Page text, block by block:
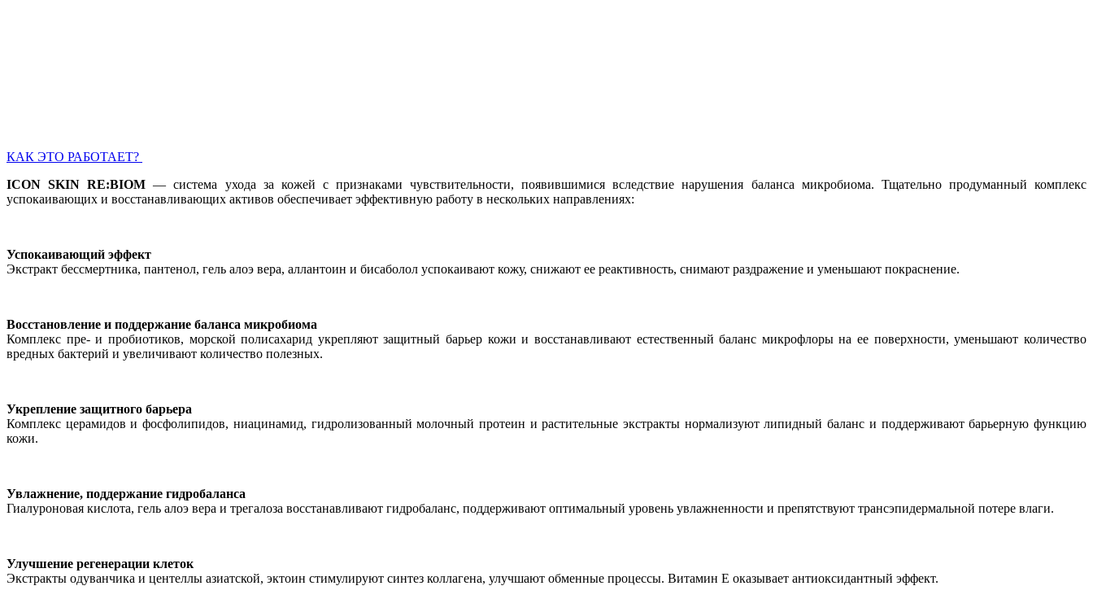
КАК ЭТО РАБОТАЕТ?
ICON SKIN RE:BIOM — система ухода за кожей с признаками чувствительности, появившимися вследствие нарушения баланса микробиома. Тщательно продуманный комплекс
успокаивающих и восстанавливающих активов обеспечивает эффективную работу в нескольких направлениях:
Успокаивающий эффект
Экстракт бессмертника, пантенол, гель алоэ вера, аллантоин и бисаболол успокаивают кожу, снижают ее реактивность, снимают раздражение и уменьшают покраснение.
Восстановление и поддержание баланса микробиома
Комплекс пре- и пробиотиков, морской полисахарид укрепляют защитный барьер кожи и восстанавливают естественный баланс микрофлоры на ее поверхности, уменьшают количество
вредных бактерий и увеличивают количество полезных.
Укрепление защитного барьера
Комплекс церамидов и фосфолипидов, ниацинамид, гидролизованный молочный протеин и растительные экстракты нормализуют липидный баланс и поддерживают барьерную функцию
кожи.
Увлажнение, поддержание гидробаланса
Гиалуроновая кислота, гель алоэ вера и трегалоза восстанавливают гидробаланс, поддерживают оптимальный уровень увлажненности и препятствуют трансэпидермальной потере влаги.
Улучшение регенерации клеток
Экстракты одуванчика и центеллы азиатской, эктоин стимулируют синтез коллагена, улучшают обменные процессы. Витамин Е оказывает антиоксидантный эффект.